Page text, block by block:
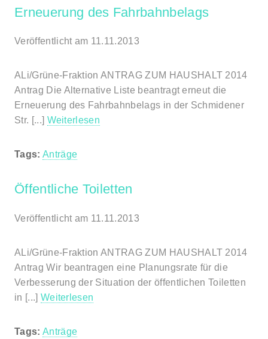
Erneuerung des Fahrbahnbelags
Veröffentlicht am 11.11.2013
ALi/Grüne-Fraktion ANTRAG ZUM HAUSHALT 2014
Antrag Die Alternative Liste beantragt erneut die
Erneuerung des Fahrbahnbelags in der Schmidener
Str. [...] Weiterlesen
Tags: Anträge
Öffentliche Toiletten
Veröffentlicht am 11.11.2013
ALi/Grüne-Fraktion ANTRAG ZUM HAUSHALT 2014
Antrag Wir beantragen eine Planungsrate für die
Verbesserung der Situation der öffentlichen Toiletten
in [...] Weiterlesen
Tags: Anträge